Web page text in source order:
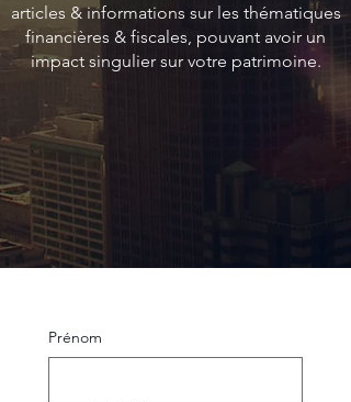
articles & informations sur les thématiques
financières & fiscales, pouvant avoir un
impact singulier sur votre patrimoine.
Prénom